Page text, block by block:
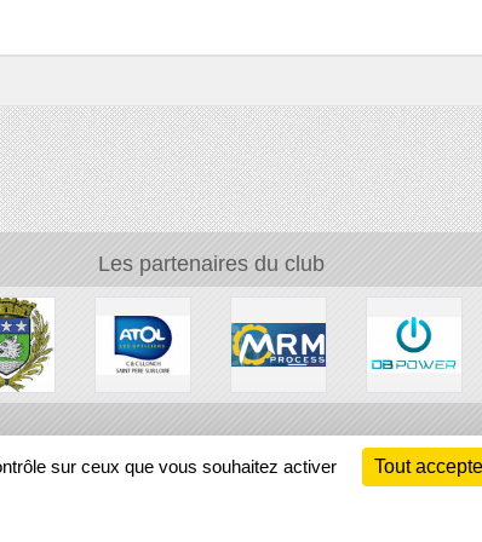
Les partenaires du club
sur ceux que vous souhaitez activer Tout